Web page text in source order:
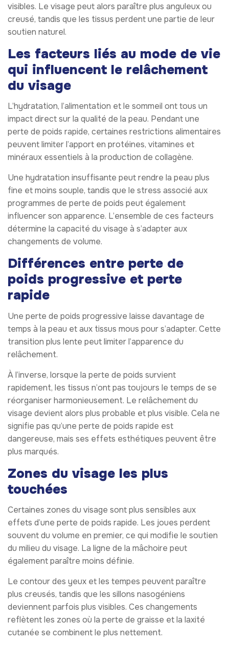
visibles. Le visage peut alors paraître plus anguleux ou
creusé, tandis que les tissus perdent une partie de leur
soutien naturel.
Les facteurs liés au mode de vie
qui influencent le relâchement
du visage
L’hydratation, l’alimentation et le sommeil ont tous un
impact direct sur la qualité de la peau. Pendant une
perte de poids rapide, certaines restrictions alimentaires
peuvent limiter l’apport en protéines, vitamines et
minéraux essentiels à la production de collagène.
Une hydratation insuffisante peut rendre la peau plus
fine et moins souple, tandis que le stress associé aux
programmes de perte de poids peut également
influencer son apparence. L’ensemble de ces facteurs
détermine la capacité du visage à s’adapter aux
changements de volume.
Différences entre perte de
poids progressive et perte
rapide
Une perte de poids progressive laisse davantage de
temps à la peau et aux tissus mous pour s’adapter. Cette
transition plus lente peut limiter l’apparence du
relâchement.
À l’inverse, lorsque la perte de poids survient
rapidement, les tissus n’ont pas toujours le temps de se
réorganiser harmonieusement. Le relâchement du
visage devient alors plus probable et plus visible. Cela ne
signifie pas qu’une perte de poids rapide est
dangereuse, mais ses effets esthétiques peuvent être
plus marqués.
Zones du visage les plus
touchées
Certaines zones du visage sont plus sensibles aux
effets d’une perte de poids rapide. Les joues perdent
souvent du volume en premier, ce qui modifie le soutien
du milieu du visage. La ligne de la mâchoire peut
également paraître moins définie.
Le contour des yeux et les tempes peuvent paraître
plus creusés, tandis que les sillons nasogéniens
deviennent parfois plus visibles. Ces changements
reflètent les zones où la perte de graisse et la laxité
cutanée se combinent le plus nettement.